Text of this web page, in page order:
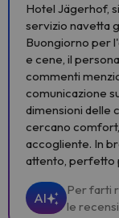
Hotel Jägerhof,
servizio navetta
Buongiorno per
e cene, il
commenti
comunicazione
dimensioni delle
cercano
accogliente. In
attento, perfetto
AI
Per farti
le